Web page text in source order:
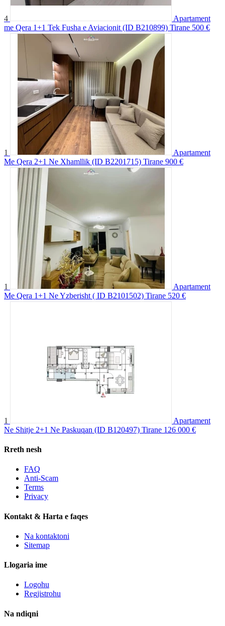
4
Apartament
me Qera 1+1 Tek Fusha e Aviacionit (ID B210899) Tirane 500 €
1
Apartament
Me Qera 2+1 Ne Xhamllik (ID B2201715) Tirane 900 €
1
Apartament
Me Qera 1+1 Ne Yzberisht ( ID B2101502) Tirane 520 €
1
Apartament
Ne Shitje 2+1 Ne Paskuqan (ID B120497) Tirane 126 000 €
Rreth nesh
FAQ
Anti-Scam
Terms
Privacy
Kontakt & Harta e faqes
Na kontaktoni
Sitemap
Llogaria ime
Logohu
Regjistrohu
Na ndiqni